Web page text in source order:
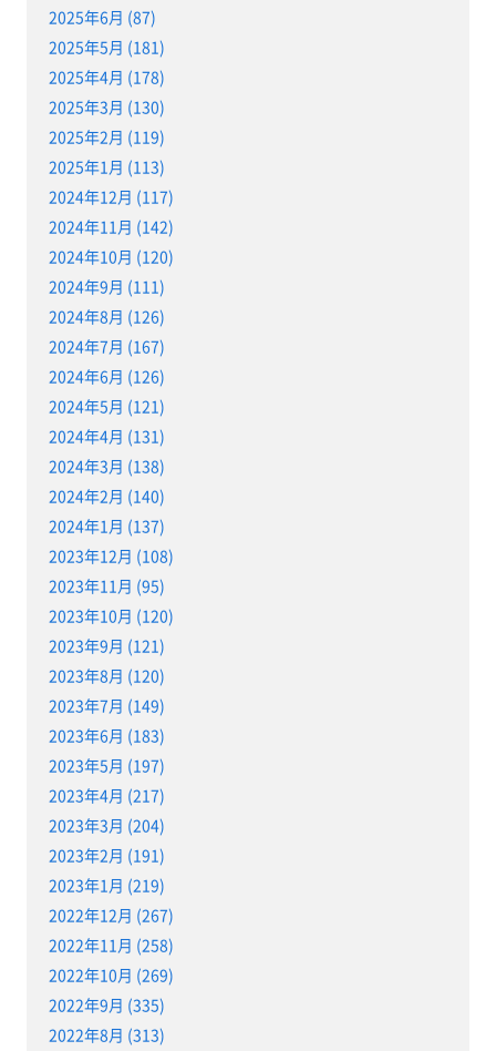
2025年6月 (87)
2025年5月 (181)
2025年4月 (178)
2025年3月 (130)
2025年2月 (119)
2025年1月 (113)
2024年12月 (117)
2024年11月 (142)
2024年10月 (120)
2024年9月 (111)
2024年8月 (126)
2024年7月 (167)
2024年6月 (126)
2024年5月 (121)
2024年4月 (131)
2024年3月 (138)
2024年2月 (140)
2024年1月 (137)
2023年12月 (108)
2023年11月 (95)
2023年10月 (120)
2023年9月 (121)
2023年8月 (120)
2023年7月 (149)
2023年6月 (183)
2023年5月 (197)
2023年4月 (217)
2023年3月 (204)
2023年2月 (191)
2023年1月 (219)
2022年12月 (267)
2022年11月 (258)
2022年10月 (269)
2022年9月 (335)
2022年8月 (313)